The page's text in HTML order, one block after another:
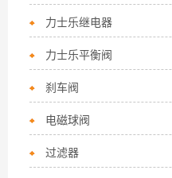
力士乐继电器
力士乐平衡阀
刹车阀
电磁球阀
过滤器